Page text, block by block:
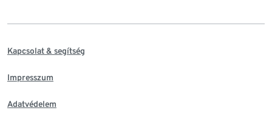
Kapcsolat & segítség
Impresszum
Adatvédelem